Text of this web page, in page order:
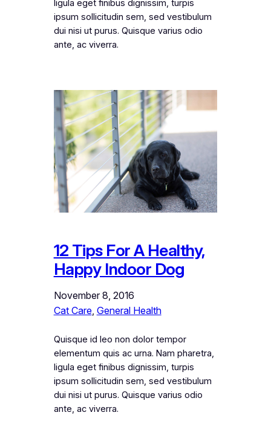
ligula eget finibus dignissim, turpis
ipsum sollicitudin sem, sed vestibulum
dui nisi ut purus. Quisque varius odio
ante, ac viverra.
12 Tips For A Healthy,
Happy Indoor Dog
November 8, 2016
Cat Care, General Health
Quisque id leo non dolor tempor
elementum quis ac urna. Nam pharetra,
ligula eget finibus dignissim, turpis
ipsum sollicitudin sem, sed vestibulum
dui nisi ut purus. Quisque varius odio
ante, ac viverra.